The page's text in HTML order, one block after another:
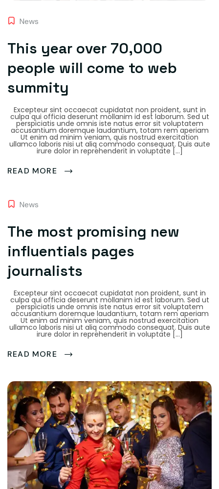
News
This year over 70,000
people will come to web
summity
Excepteur sint occaecat cupidatat non proident, sunt in
culpa qui officia deserunt mollanim id est laborum. Sed ut
perspiciatis unde omnis iste natus error sit voluptatem
accusantium doremque laudantium, totam rem aperiam
Ut enim ad minim veniam, quis nostrud exercitation
ullamco laboris nisi ut aliq commodo consequat. Duis aute
irure dolor in reprehenderit in voluptate […]
READ MORE
News
The most promising new
influentials pages
journalists
Excepteur sint occaecat cupidatat non proident, sunt in
culpa qui officia deserunt mollanim id est laborum. Sed ut
perspiciatis unde omnis iste natus error sit voluptatem
accusantium doremque laudantium, totam rem aperiam
Ut enim ad minim veniam, quis nostrud exercitation
ullamco laboris nisi ut aliq commodo consequat. Duis aute
irure dolor in reprehenderit in voluptate […]
READ MORE